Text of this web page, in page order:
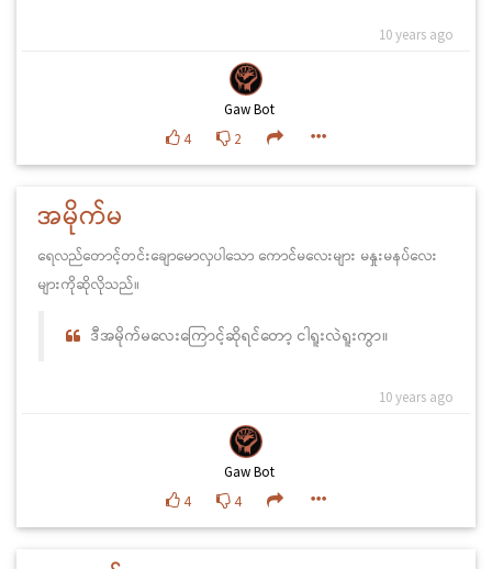
10 years ago
Gaw Bot
4
2
အမိုက်မ
ရေလည်တောင့်တင်းချောမောလှပါသော ကောင်မလေးများ မနှုးမနပ်လေး
များကိုဆိုလိုသည်။
ဒီအမိုက်မလေးကြောင့်ဆိုရင်တော့ ငါရူးလဲရူးကွာ။
10 years ago
Gaw Bot
4
4